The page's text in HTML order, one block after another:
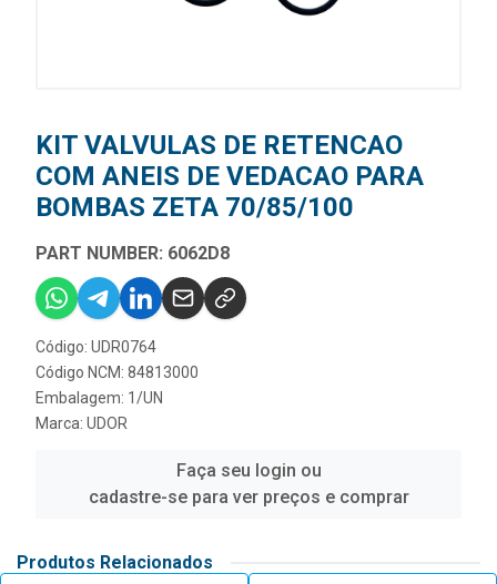
KIT VALVULAS DE RETENCAO
COM ANEIS DE VEDACAO PARA
BOMBAS ZETA 70/85/100
PART NUMBER: 6062D8
Código: UDR0764
Código NCM: 84813000
Embalagem: 1/UN
Marca: UDOR
Faça seu login ou
cadastre-se para ver preços e comprar
Produtos Relacionados